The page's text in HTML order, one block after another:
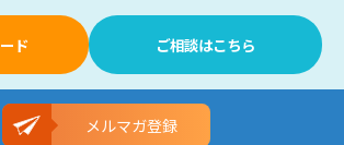
メルマガ登録
ド ご相談はこちら